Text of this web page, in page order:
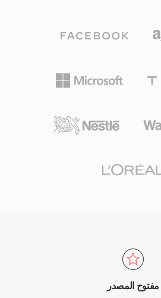
المباشر HTTP (HLS). تجعل المرونة والبنية الموحدة
الملفات.
كيلوهرتز ومن 1 إلى 255 قناة، مما يغطي كل شيء
الكامل لرسوم الترخيص — يمكن
البث ومصنّعي الأجهزة تنفيذ
على Vorbis لسنوات كمرمّز بث أساسي لهذا السبب
يظل رائجاً في ألعاب الفيديو حيث
مفتوح المصدر